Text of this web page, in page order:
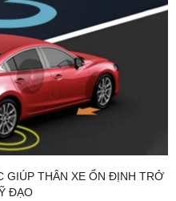
GIÚP THÂN XE ỔN ĐỊNH TRỞ
ĐẠO